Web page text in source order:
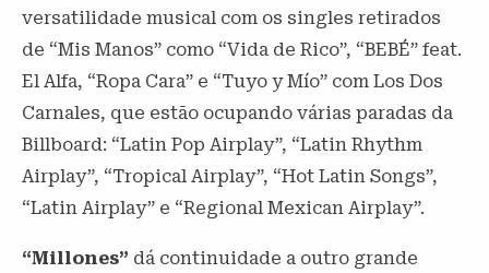
versatilidade musical com os singles retirados
de “Mis Manos” como “Vida de Rico”, “BEBÉ” feat.
El Alfa, “Ropa Cara” e “Tuyo y Mío” com Los Dos
Carnales, que estão ocupando várias paradas da
Billboard: “Latin Pop Airplay”, “Latin Rhythm
Airplay”, “Tropical Airplay”, “Hot Latin Songs”,
“Latin Airplay” e “Regional Mexican Airplay”.
“Millones” dá continuidade a outro grande